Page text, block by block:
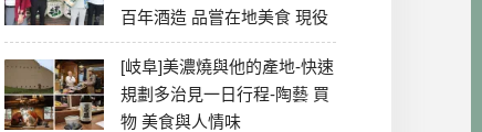
百年酒造 品嘗在地美食 現役
最老牌電影院
[岐阜]美濃燒與他的產地-快速
規劃多治見一日行程-陶藝 買
物 美食與人情味